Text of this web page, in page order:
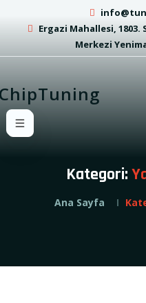
Ergazi Mahallesi, 1803.
Merkezi
Kategori:
Ana Sayfa